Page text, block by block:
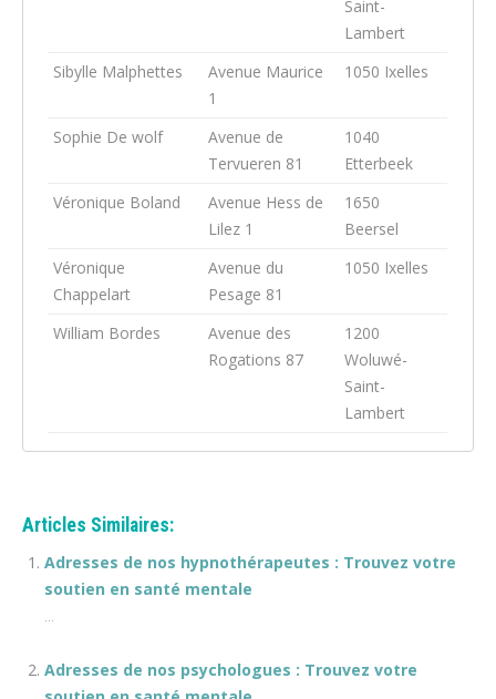
Saint-
Lambert
Sibylle Malphettes
Avenue Maurice
1
1050 Ixelles
Sophie De wolf
Avenue de
Tervueren 81
1040
Etterbeek
Véronique Boland
Avenue Hess de
Lilez 1
1650
Beersel
Véronique
Chappelart
Avenue du
Pesage 81
1050 Ixelles
William Bordes
Avenue des
Rogations 87
1200
Woluwé-
Saint-
Lambert
Articles Similaires:
Adresses de nos hypnothérapeutes : Trouvez votre
soutien en santé mentale
...
Adresses de nos psychologues : Trouvez votre